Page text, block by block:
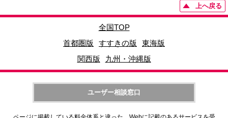
上へ戻る
全国TOP
首都圏版
すすきの版
東海版
関西版
九州・沖縄版
ユーザー相談窓口